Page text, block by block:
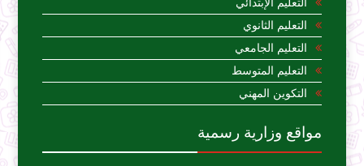
التعليم الإبتدائي
التعليم الثانوي
التعليم الجامعي
التعليم المتوسط
التكوين المهني
مواقع وزارية رسمية